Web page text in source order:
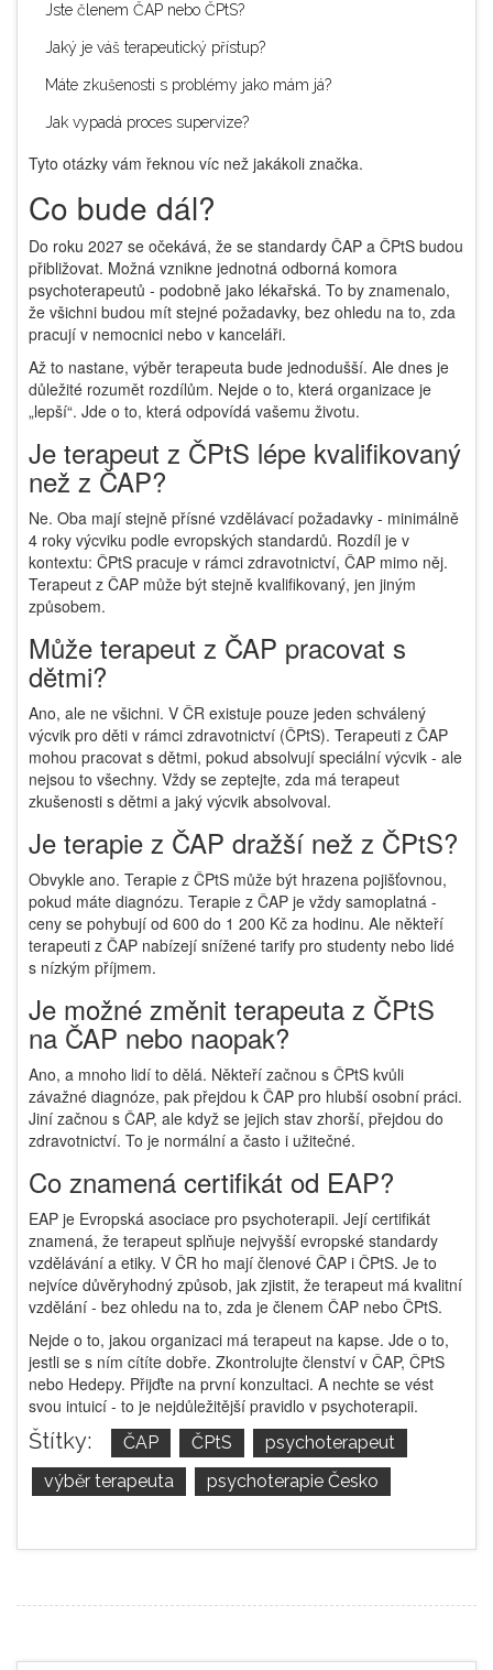
Jste členem ČAP nebo ČPtS?
Jaký je váš terapeutický přístup?
Máte zkušenosti s problémy jako mám já?
Jak vypadá proces supervize?
Tyto otázky vám řeknou víc než jakákoli značka.
Co bude dál?
Do roku 2027 se očekává, že se standardy ČAP a ČPtS budou
přibližovat. Možná vznikne jednotná odborná komora
psychoterapeutů - podobně jako lékařská. To by znamenalo,
že všichni budou mít stejné požadavky, bez ohledu na to, zda
pracují v nemocnici nebo v kanceláři.
Až to nastane, výběr terapeuta bude jednodušší. Ale dnes je
důležité rozumět rozdílům. Nejde o to, která organizace je
„lepší“. Jde o to, která odpovídá vašemu životu.
Je terapeut z ČPtS lépe kvalifikovaný
než z ČAP?
Ne. Oba mají stejně přísné vzdělávací požadavky - minimálně
4 roky výcviku podle evropských standardů. Rozdíl je v
kontextu: ČPtS pracuje v rámci zdravotnictví, ČAP mimo něj.
Terapeut z ČAP může být stejně kvalifikovaný, jen jiným
způsobem.
Může terapeut z ČAP pracovat s
dětmi?
Ano, ale ne všichni. V ČR existuje pouze jeden schválený
výcvik pro děti v rámci zdravotnictví (ČPtS). Terapeuti z ČAP
mohou pracovat s dětmi, pokud absolvují speciální výcvik - ale
nejsou to všechny. Vždy se zeptejte, zda má terapeut
zkušenosti s dětmi a jaký výcvik absolvoval.
Je terapie z ČAP dražší než z ČPtS?
Obvykle ano. Terapie z ČPtS může být hrazena pojišťovnou,
pokud máte diagnózu. Terapie z ČAP je vždy samoplatná -
ceny se pohybují od 600 do 1 200 Kč za hodinu. Ale někteří
terapeuti z ČAP nabízejí snížené tarify pro studenty nebo lidé
s nízkým příjmem.
Je možné změnit terapeuta z ČPtS
na ČAP nebo naopak?
Ano, a mnoho lidí to dělá. Někteří začnou s ČPtS kvůli
závažné diagnóze, pak přejdou k ČAP pro hlubší osobní práci.
Jiní začnou s ČAP, ale když se jejich stav zhorší, přejdou do
zdravotnictví. To je normální a často i užitečné.
Co znamená certifikát od EAP?
EAP je Evropská asociace pro psychoterapii. Její certifikát
znamená, že terapeut splňuje nejvyšší evropské standardy
vzdělávání a etiky. V ČR ho mají členové ČAP i ČPtS. Je to
nejvíce důvěryhodný způsob, jak zjistit, že terapeut má kvalitní
vzdělání - bez ohledu na to, zda je členem ČAP nebo ČPtS.
Nejde o to, jakou organizaci má terapeut na kapse. Jde o to,
jestli se s ním cítíte dobře. Zkontrolujte členství v ČAP, ČPtS
nebo Hedepy. Přijďte na první konzultaci. A nechte se vést
svou intuicí - to je nejdůležitější pravidlo v psychoterapii.
Štítky: ČAP ČPtS
psychoterapeut
výběr terapeuta
psychoterapie Česko